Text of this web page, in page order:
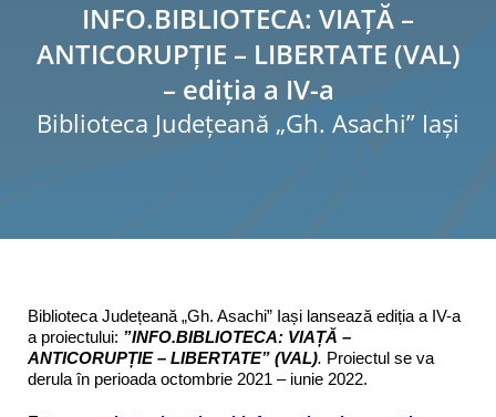
Ştiri şi evenimente
Programe şi proiecte
INFO.BIBLIOTECA: VIAȚĂ –
ANTICORUPȚIE – LIBERTATE (VAL)
– ediția a IV-a
Biblioteca Judeţeană „Gh. Asachi” Iaşi
Biblioteca Județeană „Gh. Asachi” Iași lansează ediția a IV-a
a proiectului: ”INFO.BIBLIOTECA: VIAȚĂ –
ANTICORUPȚIE – LIBERTATE” (VAL). Proiectul se va
derula în perioada octombrie 2021 – iunie 2022.